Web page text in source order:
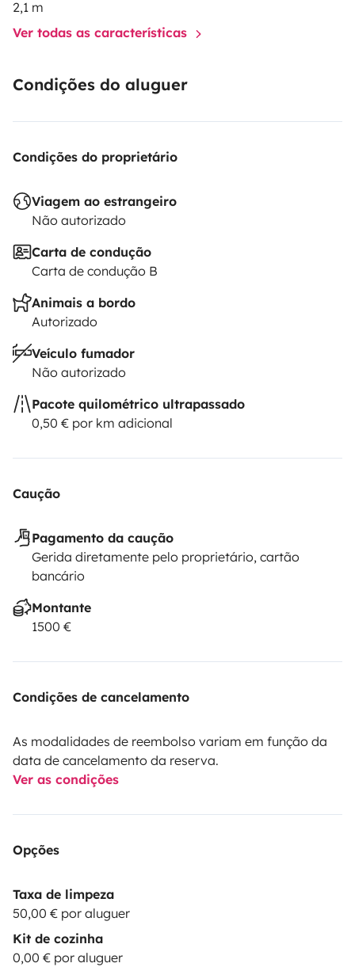
2,1 m
Ver todas as características
Condições do aluguer
Condições do proprietário
Viagem ao estrangeiro
Não autorizado
Carta de condução
Carta de condução B
Animais a bordo
Autorizado
Veículo fumador
Não autorizado
Pacote quilométrico ultrapassado
0,50 € por km adicional
Caução
Pagamento da caução
Gerida diretamente pelo proprietário, cartão
bancário
Montante
1500 €
Condições de cancelamento
As modalidades de reembolso variam em função da
data de cancelamento da reserva.
Ver as condições
Opções
Taxa de limpeza
50,00 € por aluguer
Kit de cozinha
0,00 € por aluguer